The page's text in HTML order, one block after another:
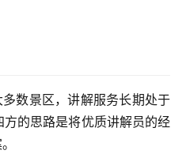
数景区，讲解服务长期处于
的思路是将优质讲解员的经